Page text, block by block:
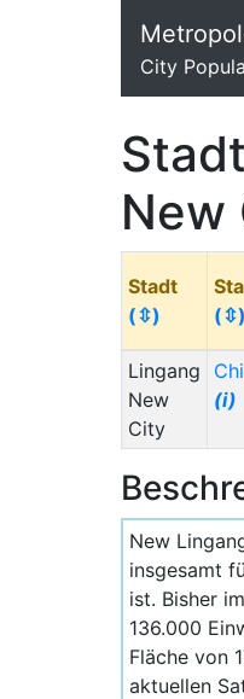
City
New
Stadt
(⇳)
(⇳)
Lingang
New
City
(i)
New
insgesamt
ist. Bisher
136.000
Fläche von
aktuellen